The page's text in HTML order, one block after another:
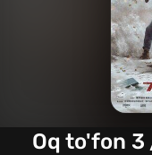
Oq to'fon